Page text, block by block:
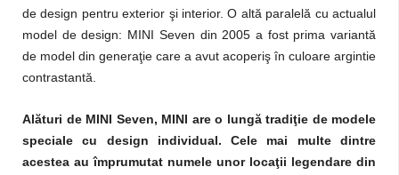
de design pentru exterior şi interior. O altă paralelă cu actualul
model de design: MINI Seven din 2005 a fost prima variantă
de model din generaţie care a avut acoperiş în culoare argintie
contrastantă.
Alături de MINI Seven, MINI are o lungă tradiţie de modele
speciale cu design individual. Cele mai multe dintre
acestea au împrumutat numele unor locaţii legendare din